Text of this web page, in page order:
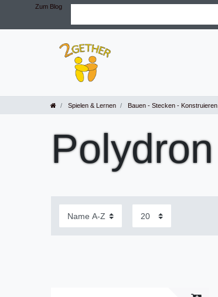
Zum Blog
Spielen & Lernen Bauen - Stecken - Konstruieren
Polydron